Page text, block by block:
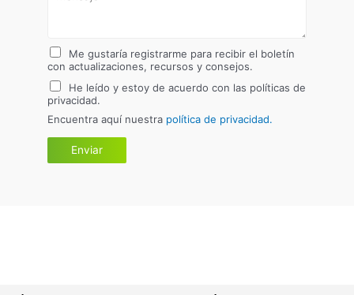
Me gustaría registrarme para recibir el boletín
con actualizaciones, recursos y consejos.
He leído y estoy de acuerdo con las políticas de
privacidad.
Encuentra aquí nuestra política de privacidad.
Enviar